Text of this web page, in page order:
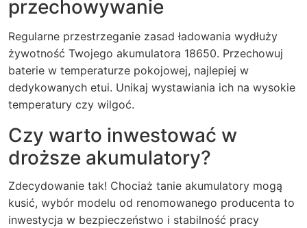
przechowywanie
Regularne przestrzeganie zasad ładowania wydłuży
żywotność Twojego akumulatora 18650. Przechowuj
baterie w temperaturze pokojowej, najlepiej w
dedykowanych etui. Unikaj wystawiania ich na wysokie
temperatury czy wilgoć.
Czy warto inwestować w
droższe akumulatory?
Zdecydowanie tak! Chociaż tanie akumulatory mogą
kusić, wybór modelu od renomowanego producenta to
inwestycja w bezpieczeństwo i stabilność pracy